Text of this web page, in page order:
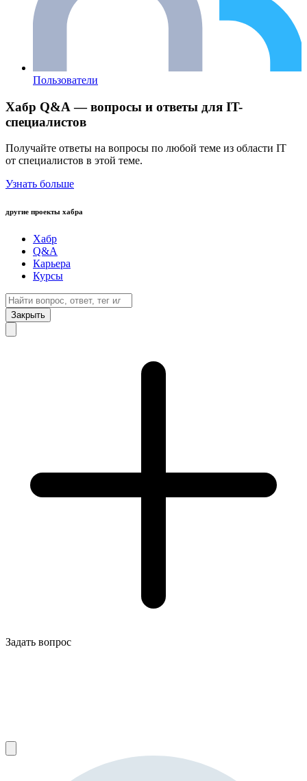
Пользователи
Хабр Q&A — вопросы и ответы для IT-
специалистов
Получайте ответы на вопросы по любой теме из области IT
от специалистов в этой теме.
Узнать больше
другие проекты хабра
Хабр
Q&A
Карьера
Курсы
Закрыть
Задать вопрос